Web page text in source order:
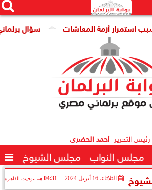


 سؤال برلماني أزمة المعاشات
رئيس التحرير أحمد الحضرى
مجلس النواب مجلس الشيوخ 
الثلاثاء، 16 أبريل 2024 04:31 مـ بتوقيت القاهرة